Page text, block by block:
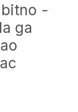
-
ga